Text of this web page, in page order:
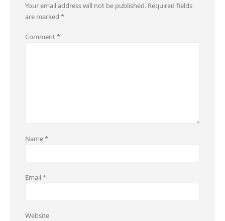
Your email address will not be published. Required fields
are marked *
Comment*
Name*
Email*
Website